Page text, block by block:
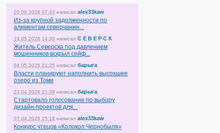
20.06.2026 07:33 написал alex33kaw
Из-за крупной задолженности по
алиментам северчанин...
19.05.2026 14:30 написал С Е В Е Р С К
Житель Северска под давлением
мошенников вскрыл сейф...
04.05.2026 21:25 написал барыга
Власти планируют наполнить высохшее
озеро из Томи
23.04.2026 21:39 написал барыга
Стартовало голосование по выбору
дизайн-проектов для...
07.04.2026 15:18 написал alex33kaw
Конкурс чтецов «Колокол Чернобыля»